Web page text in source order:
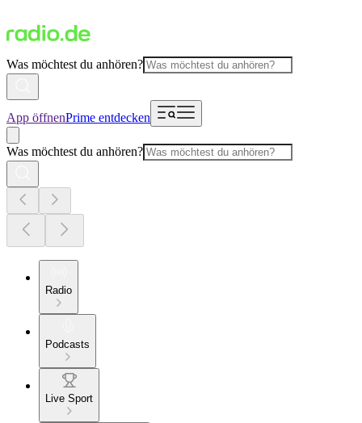
Was möchtest du anhören?
App öffnenPrime entdecken
Was möchtest du anhören?
Radio
Podcasts
Live Sport